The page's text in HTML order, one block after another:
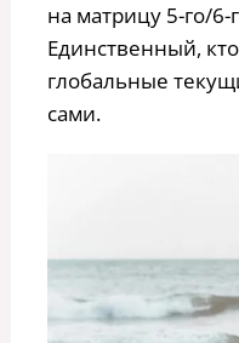
на матрицу 5-го/
Единственный,
глобальные
сами.